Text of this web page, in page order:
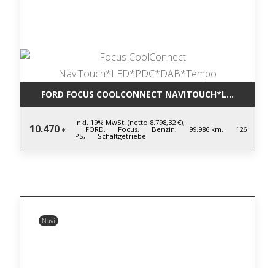
FORD FOCUS COOLCONNECT
10.470 €
inkl. 19% MwSt. (netto 8.798,32 €),
FORD, Focus, Benzin, 99.986 km, 126
PS, Schaltgetriebe
Navi